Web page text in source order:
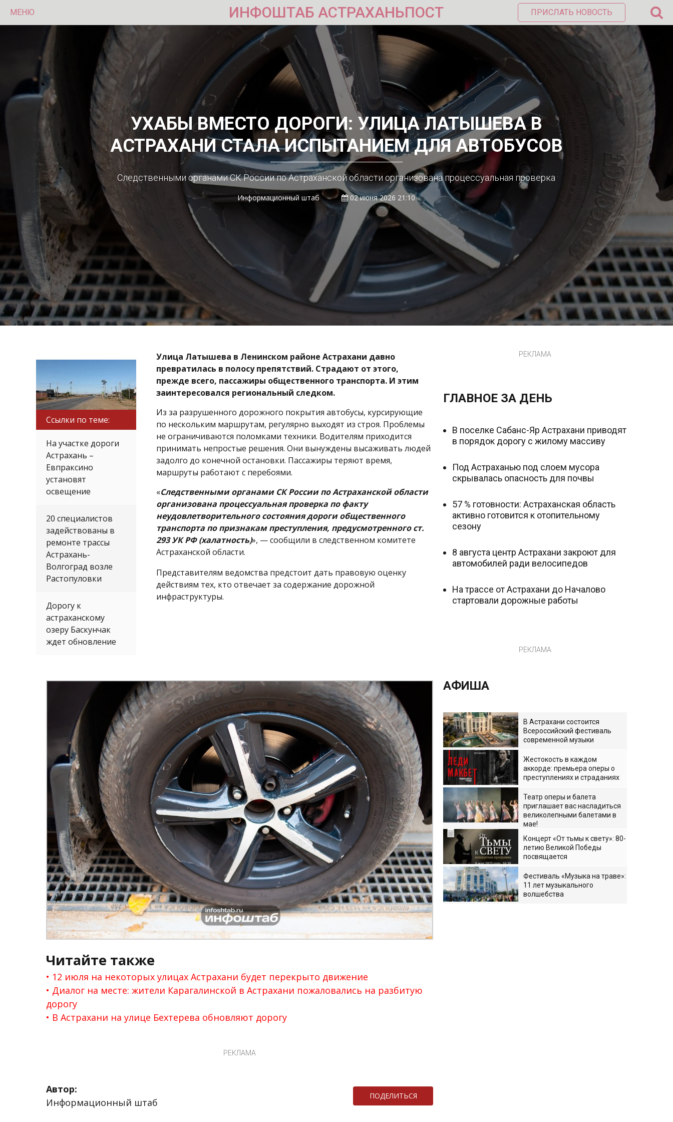
МЕНЮ ИНФОШТАБ АСТРАХАНЬПОСТ ПРИСЛАТЬ НОВОСТЬ
УХАБЫ ВМЕСТО ДОРОГИ: УЛИЦА ЛАТЫШЕВА В
АСТРАХАНИ СТАЛА ИСПЫТАНИЕМ ДЛЯ АВТОБУСОВ
Следственными органами СК России по Астраханской области организована процессуальная проверка
Информационный штаб 02 июня 2026 21:10
Ссылки по теме:
На участке дороги
Астрахань –
Евпраксино
установят
освещение
20 специалистов
задействованы в
ремонте трассы
Астрахань-
Волгоград возле
Растопуловки
Дорогу к
астраханскому
озеру Баскунчак
ждет обновление
Улица Латышева в Ленинском районе Астрахани давно
превратилась в полосу препятствий. Страдают от этого,
прежде всего, пассажиры общественного транспорта. И этим
заинтересовался региональный следком.
Из за разрушенного дорожного покрытия автобусы, курсирующие
по нескольким маршрутам, регулярно выходят из строя. Проблемы
не ограничиваются поломками техники. Водителям приходится
принимать непростые решения. Они вынуждены высаживать людей
задолго до конечной остановки. Пассажиры теряют время,
маршруты работают с перебоями.
«Следственными органами СК России по Астраханской области
организована процессуальная проверка по факту
неудовлетворительного состояния дороги общественного
транспорта по признакам преступления, предусмотренного ст.
293 УК РФ (халатность)», — сообщили в следственном комитете
Астраханской области.
Представителям ведомства предстоит дать правовую оценку
действиям тех, кто отвечает за содержание дорожной
инфраструктуры.
Читайте также
12 июля на некоторых улицах Астрахани будет перекрыто движение
Диалог на месте: жители Карагалинской в Астрахани пожаловались на разбитую
дорогу
В Астрахани на улице Бехтерева обновляют дорогу
РЕКЛАМА
Автор:
Информационный штаб
ПОДЕЛИТЬСЯ
РЕКЛАМА
ГЛАВНОЕ ЗА ДЕНЬ
В поселке Сабанс-Яр Астрахани приводят
в порядок дорогу с жилому массиву
Под Астраханью под слоем мусора
скрывалась опасность для почвы
57 % готовности: Астраханская область
активно готовится к отопительному
сезону
8 августа центр Астрахани закроют для
автомобилей ради велосипедов
На трассе от Астрахани до Началово
стартовали дорожные работы
РЕКЛАМА
АФИША
В Астрахани состоится
Всероссийский фестиваль
современной музыки
Жестокость в каждом
аккорде: премьера оперы о
преступлениях и страданиях
Театр оперы и балета
приглашает вас насладиться
великолепными балетами в
мае!
Концерт «От тьмы к свету»: 80-
летию Великой Победы
посвящается
Фестиваль «Музыка на траве»:
11 лет музыкального
волшебства